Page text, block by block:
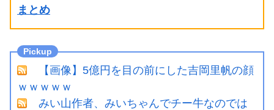
まとめ
【画像】5億円を目の前にした吉岡里帆の顔
ｗｗｗｗｗ
みい山作者、みいちゃんでチー牛なのでは